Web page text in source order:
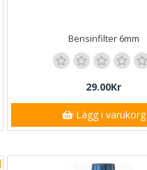
Bensinfilter 6mm
29.00Kr
Lägg i varukorg